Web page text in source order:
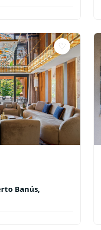
♡
Banús,